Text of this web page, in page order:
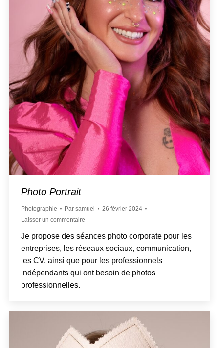
Photo Portrait
Photographie Par samuel
26 février 2024
Laisser un commentaire
Je propose des séances photo corporate pour les
entreprises, les réseaux sociaux, communication,
les CV, ainsi que pour les professionnels
indépendants qui ont besoin de photos
professionnelles.